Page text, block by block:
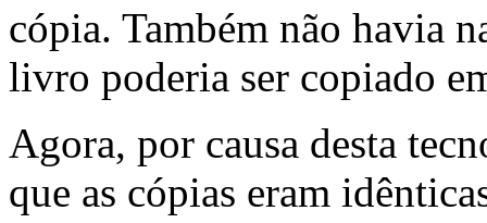
cópia. Também não havia
livro poderia ser copiado
Agora, por causa desta
que as cópias eram